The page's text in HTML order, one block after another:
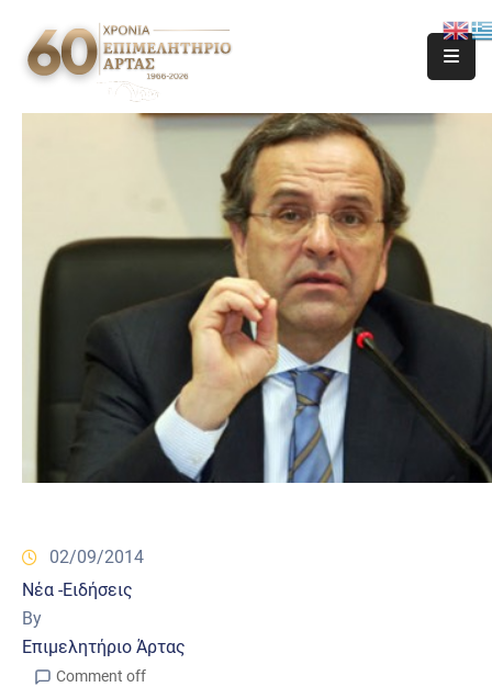
02/09/2014
Νέα -Ειδήσεις
By
Επιμελητήριο Άρτας
Comment off